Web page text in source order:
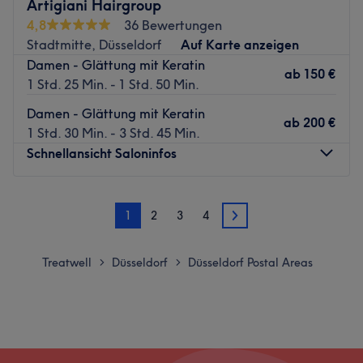
Artigiani Hairgroup
4,8
36 Bewertungen
Stadtmitte, Düsseldorf
Auf Karte anzeigen
Damen - Glättung mit Keratin
1 Std. 25 Min. - 1 Std. 50 Min.
ab 150 €
Damen - Glättung mit Keratin
1 Std. 30 Min. - 3 Std. 45 Min.
ab 200 €
Schnellansicht Saloninfos
Geschlossen
Donnerstag
10:00– 19:00
1 2 3 4 2
Treatwell > Düsseldorf > Düsseldorf Postal Areas